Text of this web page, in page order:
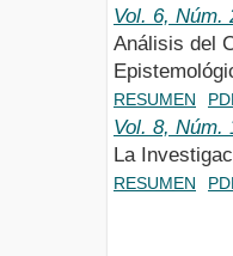
Vol. 6, Núm.
Análisis del
RESUMEN
Vol. 8, Núm.
La
RESUMEN